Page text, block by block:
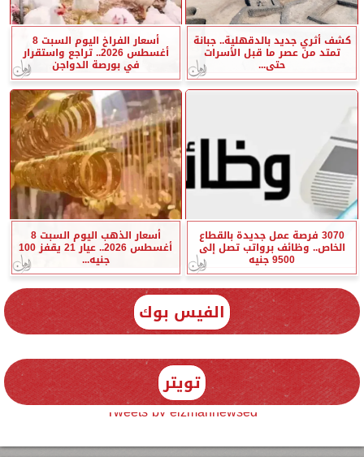
كشف أثري جديد بالدقهلية.. جبانة
تمتد من عصر ما قبل الأسرات
حتى...
أسعار الفراخ اليوم السبت 8
أغسطس 2026.. تراجع واستقرار
في بورصة الدواجن
3070 فرصة عمل جديدة بالقطاع
الخاص.. وظائف برواتب تصل إلى
9500 جنيه
أسعار الذهب اليوم السبت 8
أغسطس 2026.. عيار 21 يقفز 100
جنيه...
الفيس بوك
تويتر
Tweets by elzmannewseg